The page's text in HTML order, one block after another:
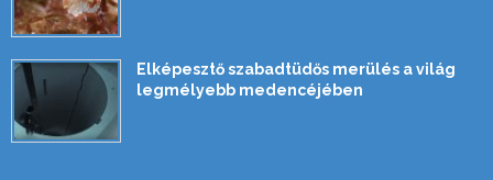
Elképesztő szabadtüdős merülés a világ
legmélyebb medencéjében